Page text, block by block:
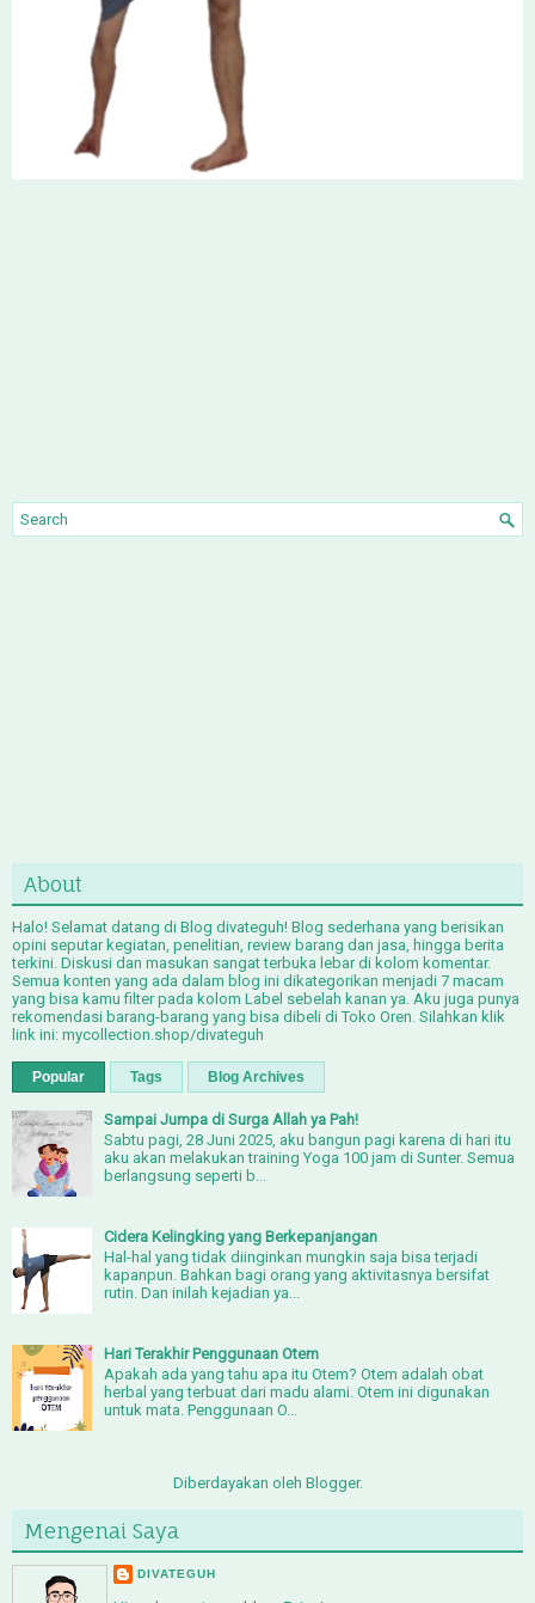
About
Halo! Selamat datang di Blog divateguh! Blog sederhana yang berisikan
opini seputar kegiatan, penelitian, review barang dan jasa, hingga berita
terkini. Diskusi dan masukan sangat terbuka lebar di kolom komentar.
Semua konten yang ada dalam blog ini dikategorikan menjadi 7 macam
yang bisa kamu filter pada kolom Label sebelah kanan ya. Aku juga punya
rekomendasi barang-barang yang bisa dibeli di Toko Oren. Silahkan klik
link ini: mycollection.shop/divateguh
Popular Tags Blog Archives
Sampai Jumpa di Surga Allah ya Pah!
Sabtu pagi, 28 Juni 2025, aku bangun pagi karena di hari itu
aku akan melakukan training Yoga 100 jam di Sunter. Semua
berlangsung seperti b...
Cidera Kelingking yang Berkepanjangan
Hal-hal yang tidak diinginkan mungkin saja bisa terjadi
kapanpun. Bahkan bagi orang yang aktivitasnya bersifat
rutin. Dan inilah kejadian ya...
Hari Terakhir Penggunaan Otem
Apakah ada yang tahu apa itu Otem? Otem adalah obat
herbal yang terbuat dari madu alami. Otem ini digunakan
untuk mata. Penggunaan O...
Diberdayakan oleh Blogger.
Mengenai Saya
DIVATEGUH